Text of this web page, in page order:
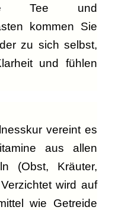
Tee und
kommen Sie
zu sich selbst,
und fühlen
vereint es
aus allen
(Obst, Kräuter,
wird auf
wie Getreide